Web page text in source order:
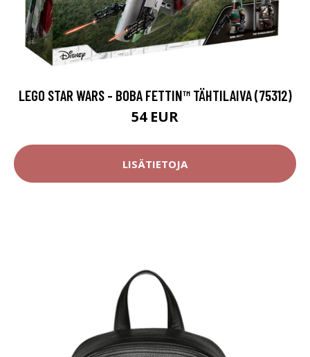
LEGO STAR WARS - BOBA FETTIN™ TÄHTILAIVA (75312)
54 EUR
LISÄTIETOJA